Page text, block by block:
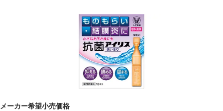
メーカー希望小売価格